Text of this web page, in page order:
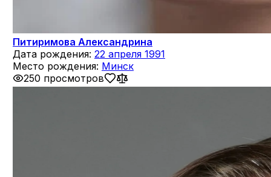
Питиримова Александрина
Дата рождения: 22 апреля 1991
Место рождения: Минск
250 просмотров